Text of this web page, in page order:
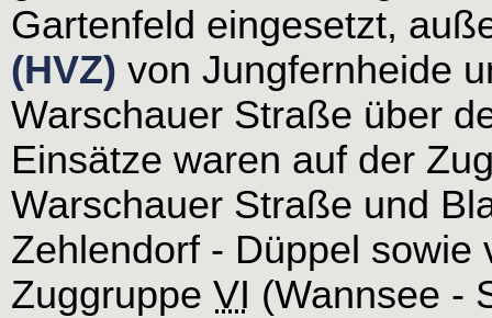
Gartenfeld eingesetzt,
(HVZ) von Jungfernheide
Warschauer Straße über
Einsätze waren auf der
Warschauer Straße und
Zehlendorf - Düppel sowie
Zuggruppe VI (Wannsee -